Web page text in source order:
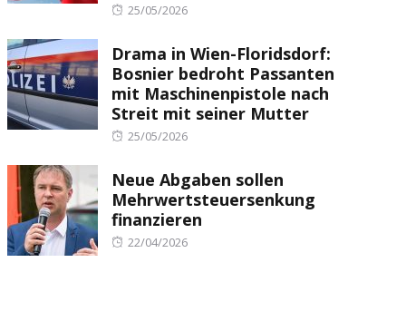
Posted
25/05/2026
Drama in Wien-Floridsdorf:
Bosnier bedroht Passanten
mit Maschinenpistole nach
Streit mit seiner Mutter
Posted
25/05/2026
Neue Abgaben sollen
Mehrwertsteuersenkung
finanzieren
Posted
22/04/2026